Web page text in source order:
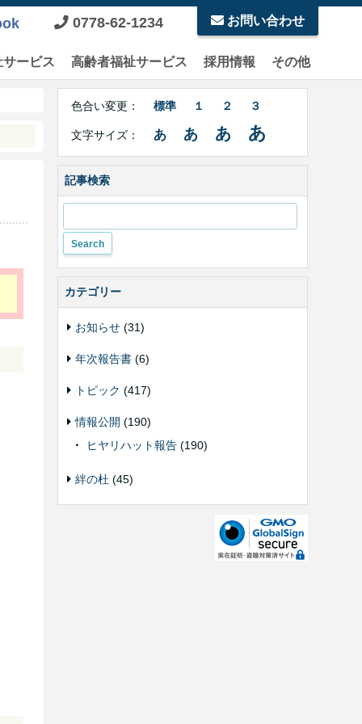
0778-62-1234 お問い合わせ
ービス 高齢者福祉サービス 採用情報 その他
Right
Side
色
合
変
色合い変更： 標準 １ ２ ３
文字サイズ： あ あ あ あ
記事検索
カテゴリー
お知らせ (31)
年次報告書 (6)
トピック (417)
情報公開 (190)
ヒヤリハット報告 (190)
絆の杜 (45)